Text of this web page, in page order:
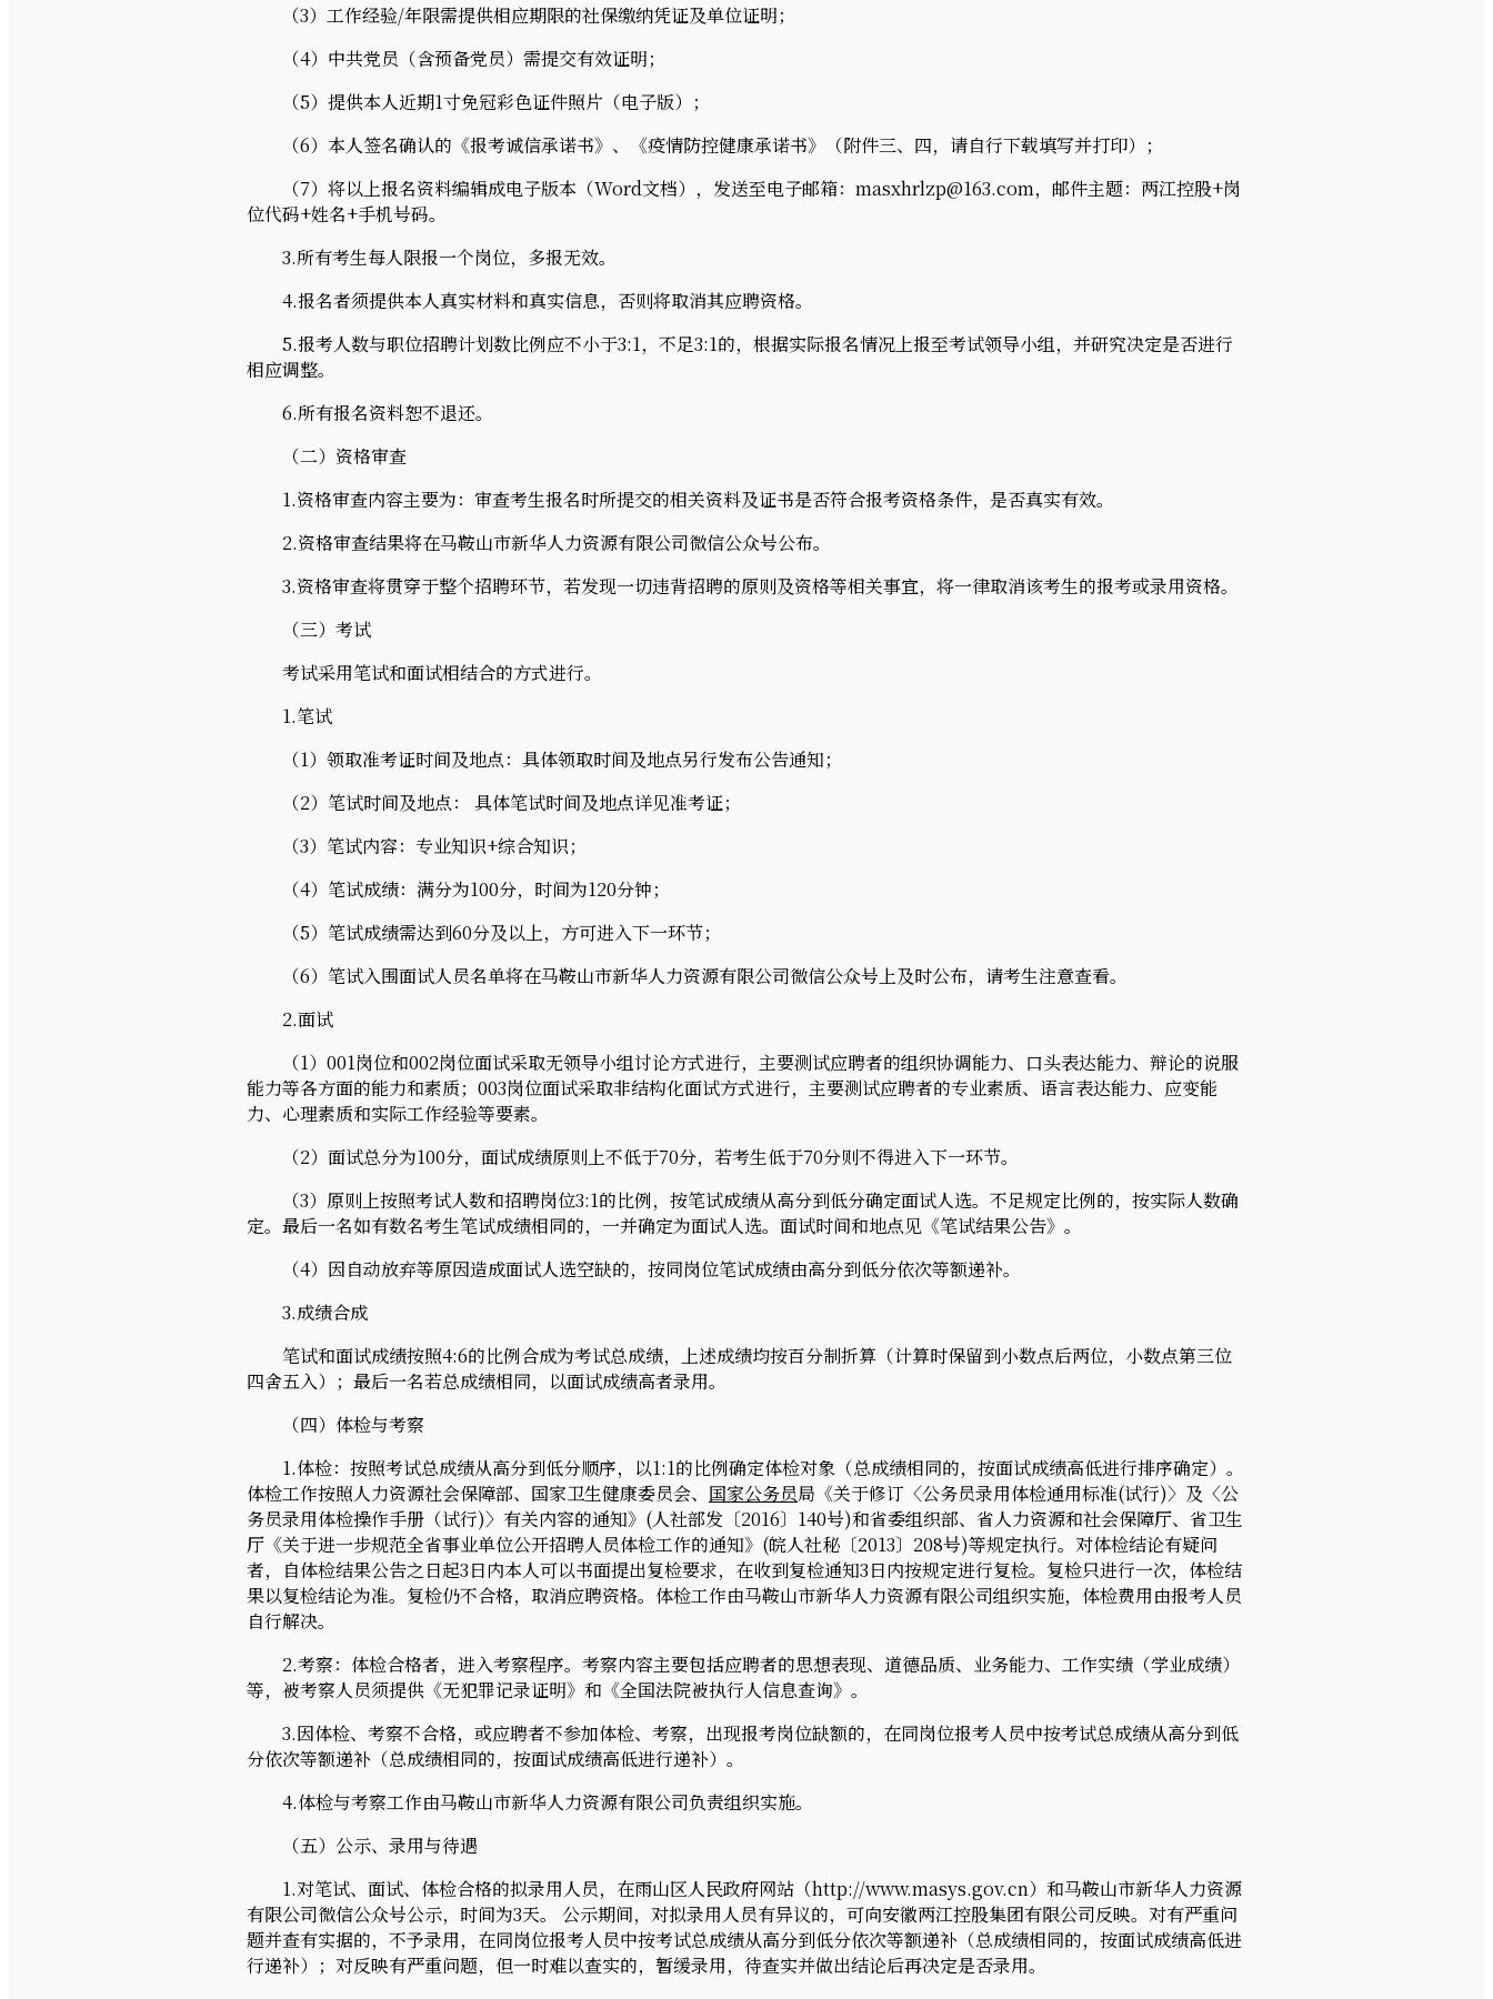
（3）工作经验/年限需提供相应期限的社保缴纳凭证及单位证明；
（4）中共党员（含预备党员）需提交有效证明；
（5）提供本人近期1寸免冠彩色证件照片（电子版）；
（6）本人签名确认的《报考诚信承诺书》、《疫情防控健康承诺书》（附件三、四，请自行下载填写并打印）；
（7）将以上报名资料编辑成电子版本（Word文档），发送至电子邮箱：masxhrlzp@163.com，邮件主题：两江控股+岗
位代码+姓名+手机号码。
3.所有考生每人限报一个岗位，多报无效。
4.报名者须提供本人真实材料和真实信息，否则将取消其应聘资格。
5.报考人数与职位招聘计划数比例应不小于3:1，不足3:1的，根据实际报名情况上报至考试领导小组，并研究决定是否进行
相应调整。
6.所有报名资料恕不退还。
（二）资格审查
1.资格审查内容主要为：审查考生报名时所提交的相关资料及证书是否符合报考资格条件，是否真实有效。
2.资格审查结果将在马鞍山市新华人力资源有限公司微信公众号公布。
3.资格审查将贯穿于整个招聘环节，若发现一切违背招聘的原则及资格等相关事宜，将一律取消该考生的报考或录用资格。
（三）考试
考试采用笔试和面试相结合的方式进行。
1.笔试
（1）领取准考证时间及地点：具体领取时间及地点另行发布公告通知；
（2）笔试时间及地点： 具体笔试时间及地点详见准考证；
（3）笔试内容：专业知识+综合知识；
（4）笔试成绩：满分为100分，时间为120分钟；
（5）笔试成绩需达到60分及以上，方可进入下一环节；
（6）笔试入围面试人员名单将在马鞍山市新华人力资源有限公司微信公众号上及时公布，请考生注意查看。
2.面试
（1）001岗位和002岗位面试采取无领导小组讨论方式进行，主要测试应聘者的组织协调能力、口头表达能力、辩论的说服
能力等各方面的能力和素质；003岗位面试采取非结构化面试方式进行，主要测试应聘者的专业素质、语言表达能力、应变能
力、心理素质和实际工作经验等要素。
（2）面试总分为100分，面试成绩原则上不低于70分，若考生低于70分则不得进入下一环节。
（3）原则上按照考试人数和招聘岗位3:1的比例，按笔试成绩从高分到低分确定面试人选。不足规定比例的，按实际人数确
定。最后一名如有数名考生笔试成绩相同的，一并确定为面试人选。面试时间和地点见《笔试结果公告》。
（4）因自动放弃等原因造成面试人选空缺的，按同岗位笔试成绩由高分到低分依次等额递补。
3.成绩合成
笔试和面试成绩按照4:6的比例合成为考试总成绩，上述成绩均按百分制折算（计算时保留到小数点后两位，小数点第三位
四舍五入）；最后一名若总成绩相同，以面试成绩高者录用。
（四）体检与考察
1.体检：按照考试总成绩从高分到低分顺序，以1:1的比例确定体检对象（总成绩相同的，按面试成绩高低进行排序确定）。
体检工作按照人力资源社会保障部、国家卫生健康委员会、 国家公务员局《关于修订〈公务员录用体检通用标准(试行)〉及〈公
务员录用体检操作手册（试行)〉有关内容的通知》(人社部发〔2016〕140号)和省委组织部、省人力资源和社会保障厅、省卫生
厅《关于进一步规范全省事业单位公开招聘人员体检工作的通知》(皖人社秘〔2013〕208号)等规定执行。对体检结论有疑问
者，自体检结果公告之日起3日内本人可以书面提出复检要求，在收到复检通知3日内按规定进行复检。复检只进行一次，体检结
果以复检结论为准。复检仍不合格，取消应聘资格。体检工作由马鞍山市新华人力资源有限公司组织实施，体检费用由报考人员
自行解决。
2.考察：体检合格者，进入考察程序。考察内容主要包括应聘者的思想表现、道德品质、业务能力、工作实绩（学业成绩）
等，被考察人员须提供《无犯罪记录证明》和《全国法院被执行人信息查询》。
3.因体检、考察不合格，或应聘者不参加体检、考察，出现报考岗位缺额的，在同岗位报考人员中按考试总成绩从高分到低
分依次等额递补（总成绩相同的，按面试成绩高低进行递补）。
4.体检与考察工作由马鞍山市新华人力资源有限公司负责组织实施。
（五）公示、录用与待遇
1.对笔试、面试、体检合格的拟录用人员，在雨山区人民政府网站（http://www.masys.gov.cn）和马鞍山市新华人力资源
有限公司微信公众号公示，时间为3天。 公示期间，对拟录用人员有异议的，可向安徽两江控股集团有限公司反映。对有严重问
题并查有实据的，不予录用，在同岗位报考人员中按考试总成绩从高分到低分依次等额递补（总成绩相同的，按面试成绩高低进
行递补）；对反映有严重问题，但一时难以查实的，暂缓录用，待查实并做出结论后再决定是否录用。